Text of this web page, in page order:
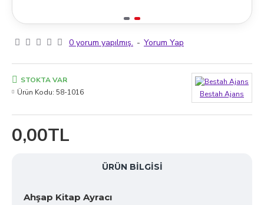
0 yorum yapılmış. - Yorum Yap
0,00TL
STOKTA VAR
Ürün Kodu: 58-1016 Bestah Ajans
ÜRÜN BILGISI
Ahşap Kitap Ayracı